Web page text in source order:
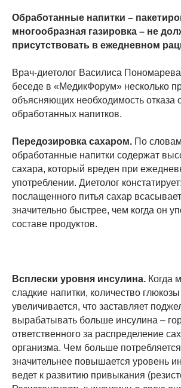
Обработанные напитки –
многообразная газировка – не
присутствовать в ежедневном
Врач-диетолог Василиса
беседе в «МедикФорум» несколько
объясняющих необходимость отказа
обработанных напитков.
Передозировка сахаром. По
обработанные напитки содержат
сахара, который вреден при
употреблении. Диетолог
послащенного питья сахар
значительно быстрее, чем когда он
составе продуктов.
Всплески уровня инсулина. Когда
сладкие напитки, количество
увеличивается, что заставляет
вырабатывать больше инсулина –
ответственного за распределение
организма. Чем больше
значительнее повышается уровень
ведет к развитию привыкания